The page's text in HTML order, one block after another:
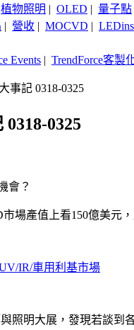
植物照明 | OLED | 量子點
| 營收 | MOCVD |
Events | TrendForce客製
事記 0318-0325
0325
會？
場產值上看150億美元
IR/車用利基市場
照明大展，發現若談